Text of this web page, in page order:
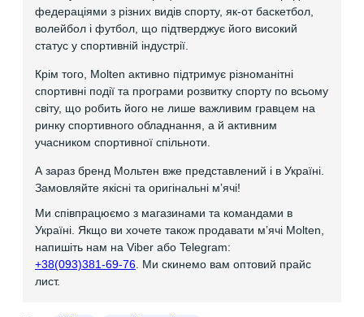
федераціями з різних видів спорту, як-от баскетбол,
волейбол і футбол, що підтверджує його високий
статус у спортивній індустрії.
Крім того, Molten активно підтримує різноманітні
спортивні події та програми розвитку спорту по всьому
світу, що робить його не лише важливим гравцем на
ринку спортивного обладнання, а й активним
учасником спортивної спільноти.
А зараз бренд Мольтен вже представлений і в Україні.
Замовляйте якісні та оригінальні мʼячі!
Ми співпрацюємо з магазинами та командами в
Україні. Якщо ви хочете також продавати мʼячі Molten,
напишіть нам на Viber або Telegram:
+38(093)381-69-76. Ми скинемо вам оптовий прайс
лист.